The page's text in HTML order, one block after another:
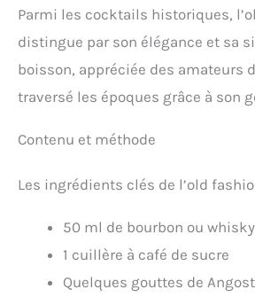
Parmi les cocktails historiques,
distingue par son élégance et sa
boisson, appréciée des amateurs
traversé les époques grâce à son
Contenu et méthode
Les ingrédients clés de l’old
50 ml de bourbon ou
1 cuillère à café de sucre
Quelques gouttes de